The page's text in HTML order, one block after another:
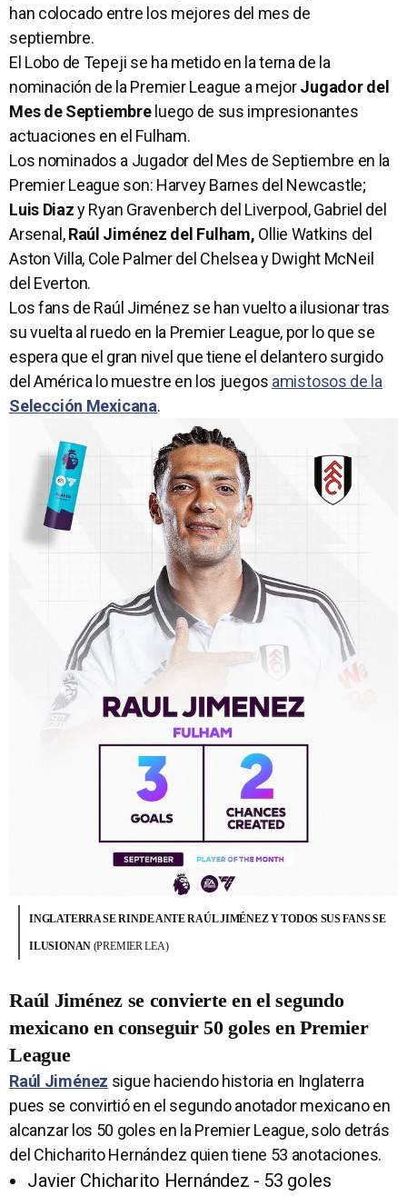
han colocado entre los mejores del mes de
septiembre.
El Lobo de Tepeji se ha metido en la terna de la
nominación de la Premier League a mejorJugador del
Mes de Septiembreluego de sus impresionantes
actuaciones en el Fulham.
Los nominados a Jugador del Mes de Septiembre en la
Premier League son: Harvey Barnes del Newcastle;
Luis Diazy Ryan Gravenberch del Liverpool, Gabriel del
Arsenal,Raúl Jiménez del Fulham, Ollie Watkins del
Aston Villa, Cole Palmer del Chelsea y Dwight McNeil
del Everton.
Los fans de Raúl Jiménez se han vuelto a ilusionar tras
su vuelta al ruedo en la Premier League, por lo que se
espera que el gran nivel que tiene el delantero surgido
del América lo muestre en los juegos amistosos de la
Selección Mexicana.
INGLATERRA SE RINDE ANTE RAÚL JIMÉNEZ Y TODOS SUS FANS SE
ILUSIONAN (PREMIER LEA)
Raúl Jiménez se convierte en el segundo
mexicano en conseguir 50 goles en Premier
League
Raúl Jiménez sigue haciendo historia en Inglaterra
pues se convirtió en el segundo anotador mexicano en
alcanzar los 50 goles en la Premier League, solo detrás
del Chicharito Hernández quien tiene 53 anotaciones.
Javier Chicharito Hernández - 53 goles